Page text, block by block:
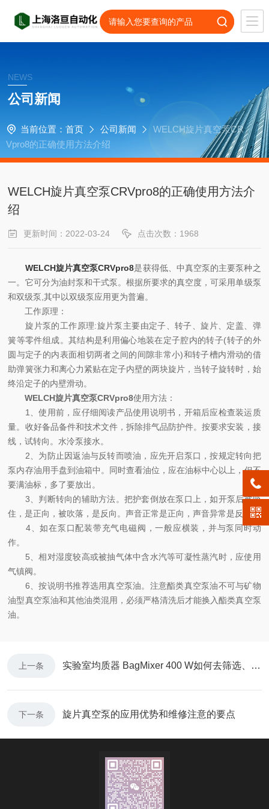
NEWS
公司新闻
当前位置： 首页 公司新闻
WELCH旋片真空泵CR
Vpro8的正确使用方法介绍
WELCH旋片真空泵CRVpro8的正确使用方法介
绍
更新时间：2022-03-24 点击次数：1968
WELCH旋片真空泵CRVpro8是获得低、中真空泵的主要泵种之
一。它可分为油封泵和干式泵。根据所要求的真空度，可采用单级泵
和双级泵,其中以双级泵应用更为普遍。
工作原理：
旋片泵的工作原理:旋片泵主要由定子、转子、旋片、定盖、弹
簧等零件组成。其结构是利用偏心地装在定子腔内的转子(转子的外
圆与定子的内表面相切两者之间的间隙非常小)和转子槽内滑动的借
助弹簧张力和离心力紧贴在定子内壁的两块旋片，当转子旋转时，始
终沿定子的内壁滑动。
WELCH旋片真空泵CRVpro8使用方法：
1、使用前，应仔细阅读产品使用说明书，开箱后应检查装运质
量。收好备品备件和技术文件，拆除排气品防护件。按要求安装，接
线，试转向。水泠泵接水。
2、为防止因返油与反转而喷油，应先开启泵口，按规定转向把
泵内存油用手盘到油箱中。同时查看油位，应在油标中心以上，但不
要满油标，多了要放出。
3、判断转向的辅助方法。把护套倒放在泵口上，如开泵后被吸
住，是正向，被吹落，是反向。声音正常是正向，声音异常是反向。
4、如在泵口配装带充气电磁阀，一般应横装，并与泵同时动
作。
5、相对湿度较高或被抽气体中含水汽等可凝性蒸汽时，应使用
气镇阀。
6、按说明书推荐选用真空泵油。注意酯类真空泵油不可与矿物
油型真空泵油和其他油类混用，必须严格清洗后才能换入酯类真空泵
油。
上一条 实验室均质器 BagMixer 400 W如何去筛选、选择？
下一条 旋片真空泵的应用优势和维修注意的要点